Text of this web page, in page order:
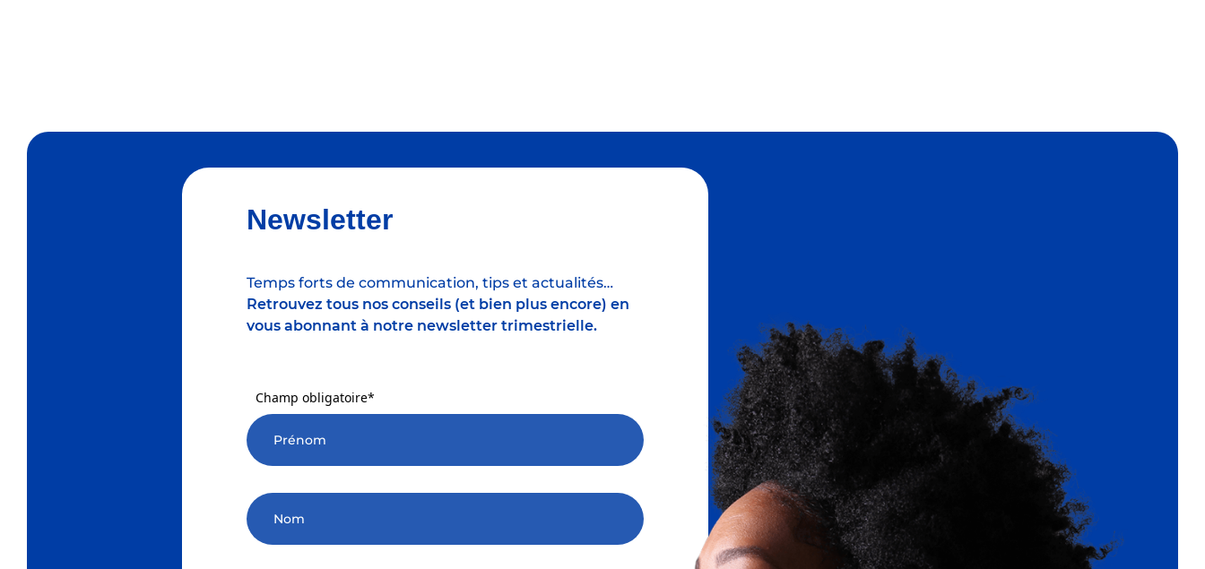
Newsletter
Temps forts de communication, tips et actualités…
Retrouvez tous nos conseils (et bien plus encore) en
vous abonnant à notre newsletter trimestrielle.
Champ obligatoire*